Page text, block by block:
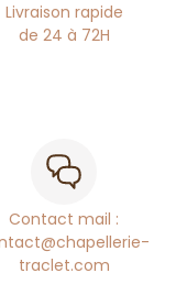
Livraison rapide
de 24 à 72H
Contact mail :
traclet.com